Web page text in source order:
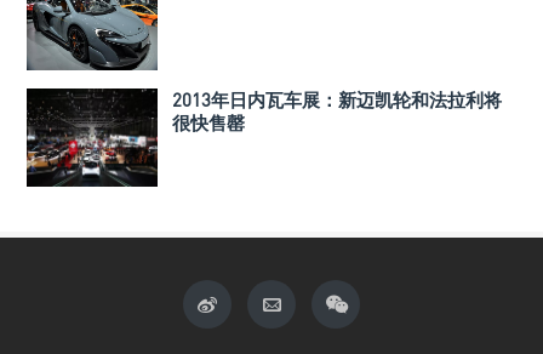
2013年日内瓦车展：新迈凯轮和法拉利将
很快售罄